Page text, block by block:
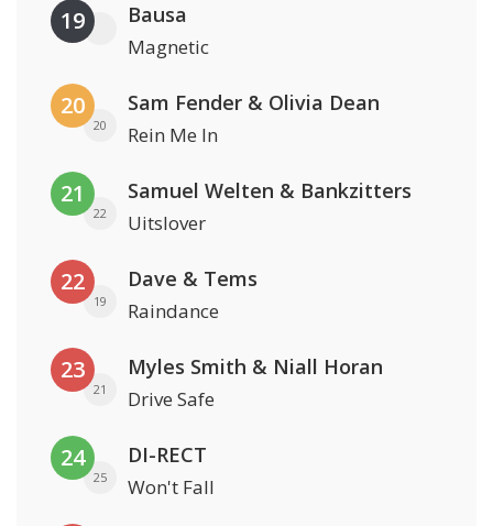
19 Bausa
Magnetic
20
20
Sam Fender & Olivia Dean
Rein Me In
21
22
Samuel Welten & Bankzitters
Uitslover
22
19
Dave & Tems
Raindance
23
21
Myles Smith & Niall Horan
Drive Safe
24
25
DI-RECT
Won't Fall